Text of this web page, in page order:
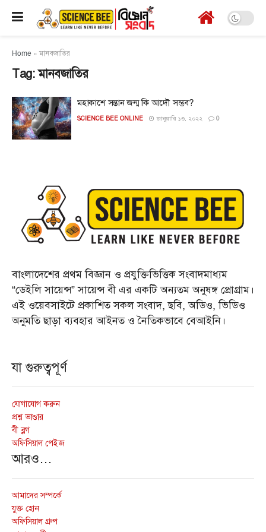
Home » মানবজাতির
Tag:মানবজাতির
মহাকাশে সন্তান জন্ম কি আদৌ সম্ভব?
SCIENCE BEE ONLINE জানুয়ারি ১৩, ২০২২ 0
বাংলাদেশের প্রথম বিজ্ঞান ও প্রযুক্তিভিত্তিক সংবাদমাধ্যম
“ডেইলি সায়েন্স” সায়েন্স বী এর একটি অন্যতম অনুষঙ্গ প্রোগ্রাম।
এই ওয়েবসাইটে প্রকাশিত সকল সংবাদ, ছবি, অডিও, ভিডিও
অনুমতি ছাড়া ব্যবহার আইনত ও নৈতিকভাবে বেআইনি।
যা গুরুত্বপূর্ণ
যোগাযোগ করুন
প্রশ্ন ভাণ্ডার
বী ব্লগ
অফিসিয়াল পেইজ
আরও…
আমাদের সম্পর্কে
যুক্ত হোন
অফিসিয়াল গ্রুপ